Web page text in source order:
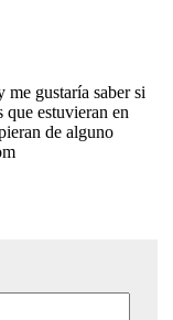
gustaría saber si
estuvieran en
de alguno